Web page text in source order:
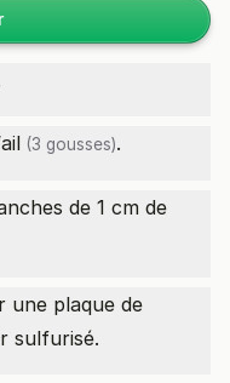
ail (3 gousses).
de 1 cm de
une plaque de
sulfurisé.